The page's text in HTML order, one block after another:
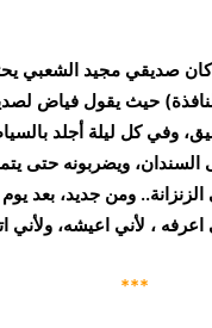
وحالما كان صديقي مجيد
حيث يقول فياض
وفي كل ليلة أجلد
ويضربونه حتى
ومن جديد، بعد
، لأني اعيشه،
***